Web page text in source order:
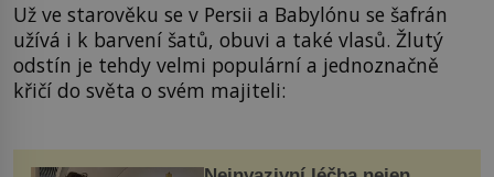
Už ve starověku se v Persii a Babylónu se šafrán
užívá i k barvení šatů, obuvi a také vlasů. Žlutý
odstín je tehdy velmi populární a jednoznačně
křičí do světa o svém majiteli: